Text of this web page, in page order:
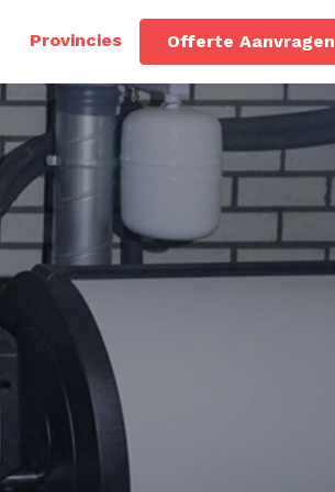
Provincies Offerte Aanvragen